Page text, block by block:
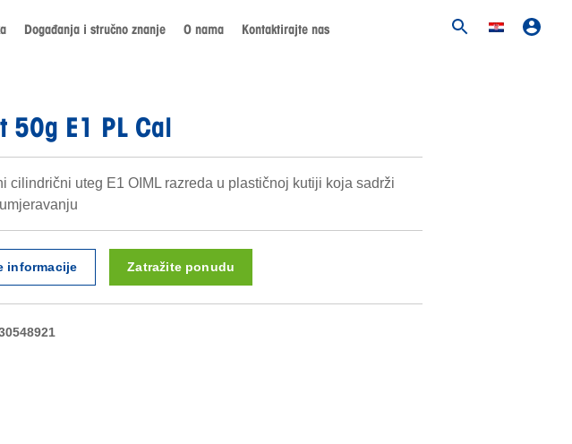
Događanja i stručno znanje O nama Kontaktirajte nas
50g E1 PL Cal
cilindrični uteg E1 OIML razreda u plastičnoj kutiji koja sadrži
informacije Zatražite ponudu